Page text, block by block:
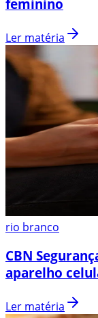
feminino
Ler matéria
rio branco
CBN
aparelho
Ler matéria